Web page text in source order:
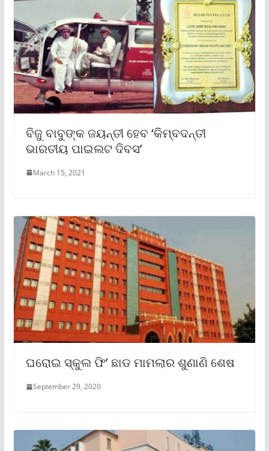
ବିଜୁ ବାବୁଙ୍କ ଜୟନ୍ତୀ ହେବ ‘କିମ୍ବଦନ୍ତୀ
ଭାରତୀୟ ପାଇଲଟ ଦିବସ’
March 15, 2021
ଘରୋଇ ସ୍କୁଲ ଫି’ ଛାଡ ମାମଲାର ଶୁଣାଣି ଶେଷ
September 29, 2020